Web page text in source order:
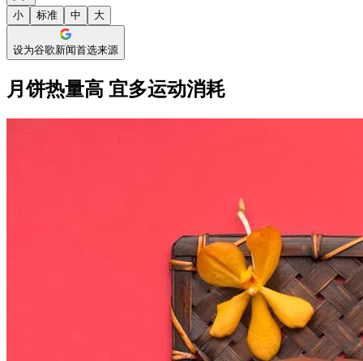
小 标准 中 大
设为谷歌新闻首选来源
月饼热量高 宜多运动消耗